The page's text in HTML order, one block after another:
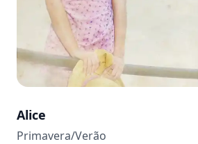
Alice
Primavera/Verão